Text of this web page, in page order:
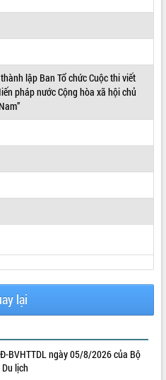
lập Ban Tổ chức Cuộc thi viết
pháp nước Cộng hòa xã hội chủ
lại
BVHTTDL ngày 05/8/2026 của Bộ
lịch